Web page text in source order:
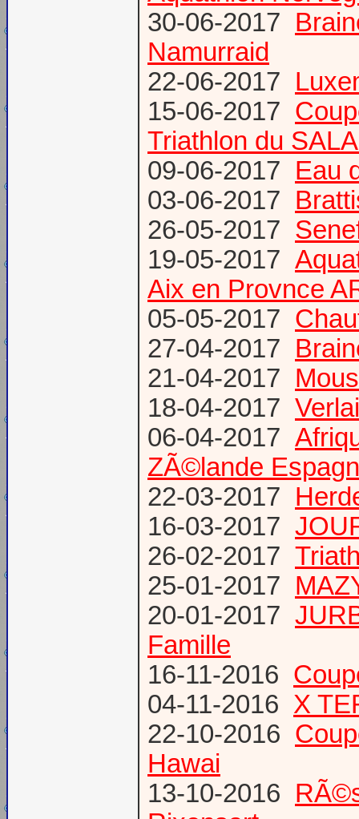
30-06-2017
Namurraid
22-06-2017
15-06-2017
Triathlon du
09-06-2017 Eau
03-06-2017
26-05-2017
19-05-2017
Aix en Provnce
05-05-2017
27-04-2017
21-04-2017
18-04-2017
06-04-2017
ZÃ©lande
22-03-2017
16-03-2017
26-02-2017
25-01-2017
20-01-2017
Famille
16-11-2016
04-11-2016 X
22-10-2016
Hawai
13-10-2016